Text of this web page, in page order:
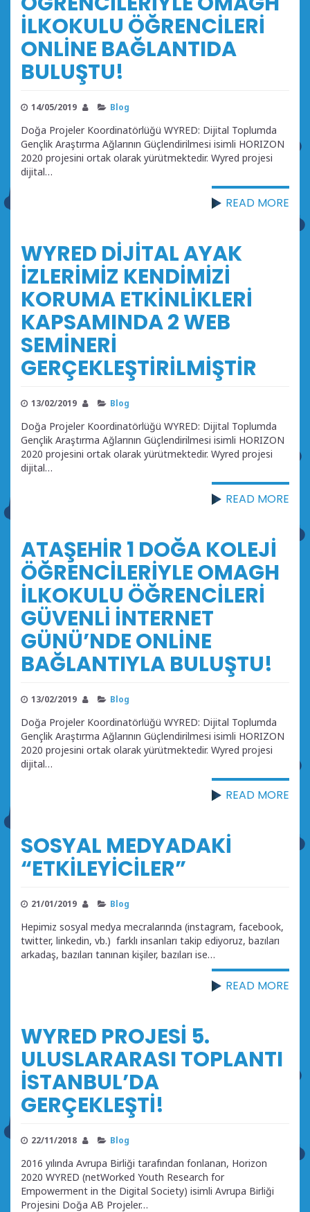
İLKOKULU ÖĞRENCİLERİ
ONLİNE BAĞLANTIDA
BULUŞTU!
14/05/2019 Blog
Doğa Projeler Koordinatörlüğü WYRED: Dijital Toplumda
Gençlik Araştırma Ağlarının Güçlendirilmesi isimli HORIZON
2020 projesini ortak olarak yürütmektedir. Wyred projesi
dijital…
READ MORE
WYRED DİJİTAL AYAK
İZLERİMİZ KENDİMİZİ
KORUMA ETKİNLİKLERİ
KAPSAMINDA 2 WEB
SEMİNERİ
GERÇEKLEŞTİRİLMİŞTİR
13/02/2019 Blog
Doğa Projeler Koordinatörlüğü WYRED: Dijital Toplumda
Gençlik Araştırma Ağlarının Güçlendirilmesi isimli HORIZON
2020 projesini ortak olarak yürütmektedir. Wyred projesi
dijital…
READ MORE
ATAŞEHİR 1 DOĞA KOLEJİ
ÖĞRENCİLERİYLE OMAGH
İLKOKULU ÖĞRENCİLERİ
GÜVENLİ İNTERNET
GÜNÜ’NDE ONLİNE
BAĞLANTIYLA BULUŞTU!
13/02/2019 Blog
Doğa Projeler Koordinatörlüğü WYRED: Dijital Toplumda
Gençlik Araştırma Ağlarının Güçlendirilmesi isimli HORIZON
2020 projesini ortak olarak yürütmektedir. Wyred projesi
dijital…
READ MORE
SOSYAL MEDYADAKİ
“ETKİLEYİCİLER”
21/01/2019 Blog
Hepimiz sosyal medya mecralarında (instagram, facebook,
twitter, linkedin, vb.) farklı insanları takip ediyoruz, bazıları
arkadaş, bazıları tanınan kişiler, bazıları ise…
READ MORE
WYRED PROJESİ 5.
ULUSLARARASI TOPLANTI
İSTANBUL’DA
GERÇEKLEŞTİ!
22/11/2018 Blog
2016 yılında Avrupa Birliği tarafından fonlanan, Horizon
2020 WYRED (netWorked Youth Research for
Empowerment in the Digital Society) isimli Avrupa Birliği
Projesini Doğa AB Projeler…